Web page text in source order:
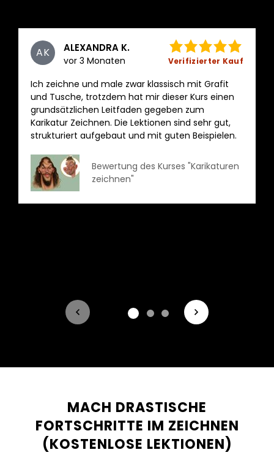
AK ALEXANDRA K.
vor 3 Monaten Verifizierter Kauf
Ich zeichne und male zwar klassisch mit Grafit
und Tusche, trotzdem hat mir dieser Kurs einen
grundsätzlichen Leitfaden gegeben zum
Karikatur Zeichnen. Die Lektionen sind sehr gut,
strukturiert aufgebaut und mit guten Beispielen.
Bewertung des Kurses "Karikaturen
zeichnen"
MACH DRASTISCHE
FORTSCHRITTE IM ZEICHNEN
(KOSTENLOSE LEKTIONEN)